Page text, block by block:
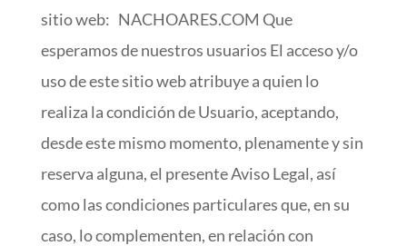
sitio web: NACHOARES.COM Que
esperamos de nuestros usuarios El acceso y/o
uso de este sitio web atribuye a quien lo
realiza la condición de Usuario, aceptando,
desde este mismo momento, plenamente y sin
reserva alguna, el presente Aviso Legal, así
como las condiciones particulares que, en su
caso, lo complementen, en relación con